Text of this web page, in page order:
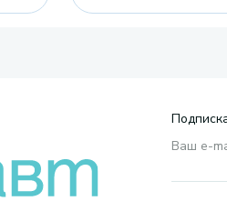
Ваш e-